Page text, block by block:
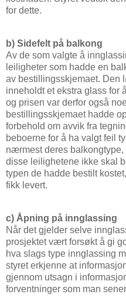
for dette.
b) Sidefelt på balkong
Av de som valgte å
leiligheter som hadde en
av bestillingsskjemaet. Den
inneholdt et ekstra glass for
og prisen var derfor også
bestillingsskjemaet hadde
forbehold om avvik fra
beboerne for å ha valgt feil
nærmest deres balkongtype,
disse leilighetene ikke skal
typen de hadde bestilt
fikk levert.
c) Åpning på innglassing
Når det gjelder selve
prosjektet vært forsøkt å gi
hva slags type innglassing
styret erkjenne at
gjennom utsagn i
forventninger som man